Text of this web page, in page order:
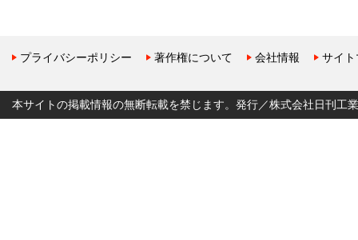
プライバシーポリシー 著作権について 会社情報 サイ
本サイトの掲載情報の無断転載を禁じます。発行／株式会社日刊